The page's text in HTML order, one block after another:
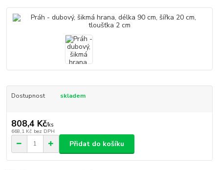
Dostupnost skladem
808,4 Kč/ks
668,1 Kč bez DPH
Přidat do košíku